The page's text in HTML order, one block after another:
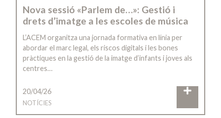
Nova sessió «Parlem de…»: Gestió i
drets d’imatge a les escoles de música
L’ACEM organitza una jornada formativa en línia per
abordar el marc legal, els riscos digitals i les bones
pràctiques en la gestió de la imatge d’infants i joves als
centres…
20/04/26
NOTÍCIES